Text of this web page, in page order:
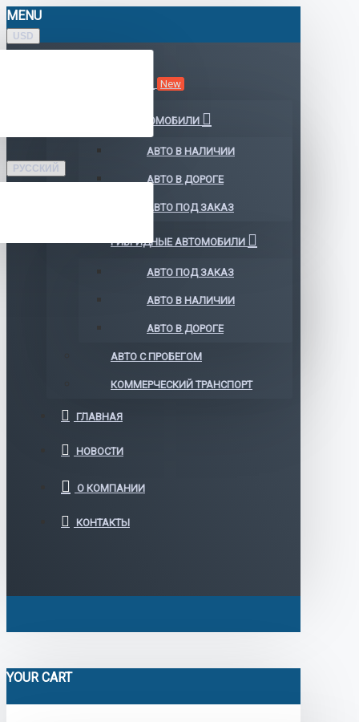
MENU
USD
РУССКИЙ
New
ЭЛЕКТРОМОБИЛИ
АВТО В НАЛИЧИИ
АВТО В ДОРОГЕ
АВТО ПОД ЗАКАЗ
ГИБРИДНЫЕ АВТОМОБИЛИ
АВТО ПОД ЗАКАЗ
АВТО В НАЛИЧИИ
АВТО В ДОРОГЕ
АВТО С ПРОБЕГОМ
КОММЕРЧЕСКИЙ ТРАНСПОРТ
ГЛАВНАЯ
НОВОСТИ
О КОМПАНИИ
КОНТАКТЫ
YOUR CART